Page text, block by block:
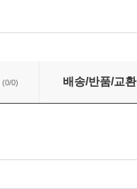
(0/0) 배송/반품/교환